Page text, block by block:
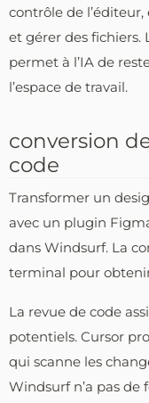
contrôle de
et gérer des fichiers.
permet à l’IA de
l’espace de travail.
conversion
code
Transformer un
avec un plugin
dans Windsurf. La
terminal pour
La revue de code
potentiels. Cursor
qui scanne les
Windsurf n’a pas de